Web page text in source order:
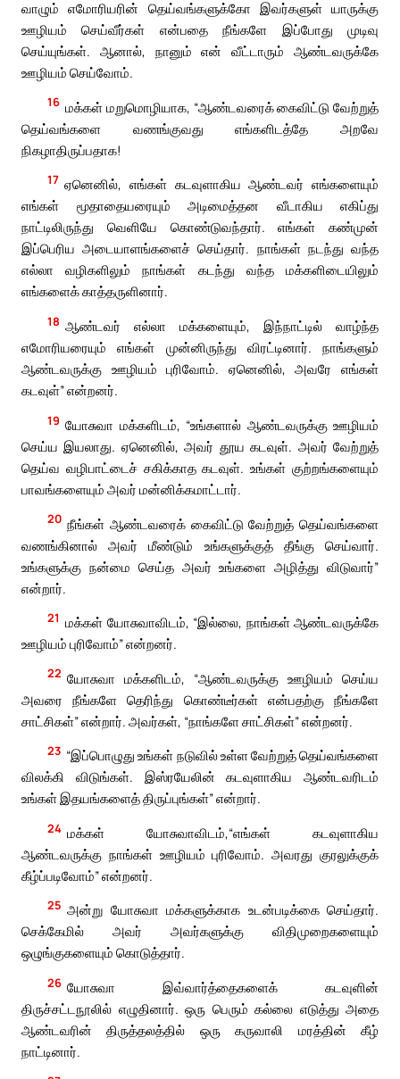
வாழும் எமோரியரின் தெய்வங்களுக்கோ இவர்களுள் யாருக்கு
ஊழியம் செய்வீர்கள் என்பதை நீங்களே இப்போது முடிவு
செய்யுங்கள். ஆனால், நானும் என் வீட்டாரும் ஆண்டவருக்கே
ஊழியம் செய்வோம்.
16 மக்கள் மறுமொழியாக, “ஆண்டவரைக் கைவிட்டு வேற்றுத்
தெய்வங்களை வணங்குவது எங்களிடத்தே அறவே
நிகழாதிருப்பதாக!
17 ஏனெனில், எங்கள் கடவுளாகிய ஆண்டவர் எங்களையும்
எங்கள் மூதாதையரையும் அடிமைத்தன வீடாகிய எகிப்து
நாட்டிலிருந்து வெளியே கொண்டுவந்தார். எங்கள் கண்முன்
இப்பெரிய அடையாளங்களைச் செய்தார். நாங்கள் நடந்து வந்த
எல்லா வழிகளிலும் நாங்கள் கடந்து வந்த மக்களிடையிலும்
எங்களைக் காத்தருளினார்.
18 ஆண்டவர் எல்லா மக்களையும், இந்நாட்டில் வாழ்ந்த
எமோரியரையும் எங்கள் முன்னிருந்து விரட்டினார். நாங்களும்
ஆண்டவருக்கு ஊழியம் புரிவோம். ஏனெனில், அவரே எங்கள்
கடவுள்” என்றனர்.
19 யோசுவா மக்களிடம், “உங்களால் ஆண்டவருக்கு ஊழியம்
செய்ய இயலாது. ஏனெனில், அவர் தூய கடவுள். அவர் வேற்றுத்
தெய்வ வழிபாட்டைச் சகிக்காத கடவுள். உங்கள் குற்றங்களையும்
பாவங்களையும் அவர் மன்னிக்கமாட்டார்.
20 நீங்கள் ஆண்டவரைக் கைவிட்டு வேற்றுத் தெய்வங்களை
வணங்கினால் அவர் மீண்டும் உங்களுக்குத் தீங்கு செய்வார்.
உங்களுக்கு நன்மை செய்த அவர் உங்களை அழித்து விடுவார்”
என்றார்.
21 மக்கள் யோசுவாவிடம், “இல்லை, நாங்கள் ஆண்டவருக்கே
ஊழியம் புரிவோம்” என்றனர்.
22 யோசுவா மக்களிடம், “ஆண்டவருக்கு ஊழியம் செய்ய
அவரை நீங்களே தெரிந்து கொண்டீர்கள் என்பதற்கு நீங்களே
சாட்சிகள்” என்றார். அவர்கள், “நாங்களே சாட்சிகள்” என்றனர்.
23 “இப்பொழுது உங்கள் நடுவில் உள்ள வேற்றுத் தெய்வங்களை
விலக்கி விடுங்கள். இஸ்ரயேலின் கடவுளாகிய ஆண்டவரிடம்
உங்கள் இதயங்களைத் திருப்புங்கள்” என்றார்.
24 மக்கள் யோசுவாவிடம்,“எங்கள் கடவுளாகிய
ஆண்டவருக்கு நாங்கள் ஊழியம் புரிவோம். அவரது குரலுக்குக்
கீழ்ப்படிவோம்” என்றனர்.
25 அன்று யோசுவா மக்களுக்காக உடன்படிக்கை செய்தார்.
செக்கேமில் அவர் அவர்களுக்கு விதிமுறைகளையும்
ஒழுங்குகளையும் கொடுத்தார்.
26 யோசுவா இவ்வார்த்தைகளைக் கடவுளின்
திருச்சட்டநூலில் எழுதினார். ஒரு பெரும் கல்லை எடுத்து அதை
ஆண்டவரின் திருத்தலத்தில் ஒரு கருவாலி மரத்தின் கீழ்
நாட்டினார்.